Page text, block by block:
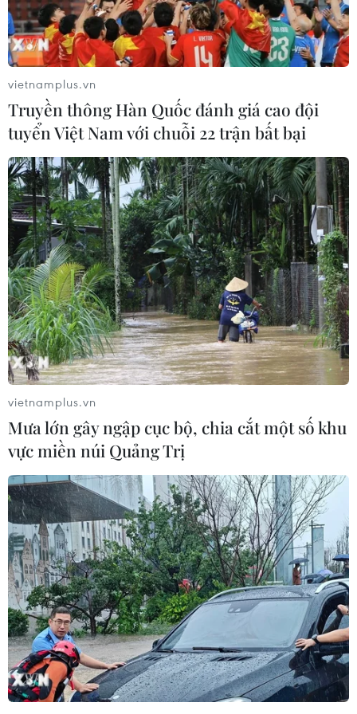
Israel tăng lãi suất lên 4,75%, mức cao nhất
trong vòng 17 năm
23/05/2023 00:06
Theo Cục Thống kê trung ương Israel, lạm phát trong
tháng 4 là 5%, gần mức cao nhất trong 14 năm qua và
cao hơn so với mục tiêu từ 1-3% mà chính phủ đã đề ra
từ đầu năm.
Israel thông qua ngân sách với những
khoản chi gây tranh cãi
24/05/2023 09:20
vietnamplus.vn
Truyền thông Hàn Quốc đánh giá cao đội
tuyển Việt Nam với chuỗi 22 trận bất bại
vietnamplus.vn
Mưa lớn gây ngập cục bộ, chia cắt một số khu
vực miền núi Quảng Trị